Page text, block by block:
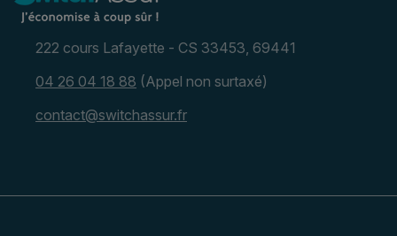
222 cours Lafayette - CS 33453, 69441
04 26 04 18 88 (Appel non surtaxé)
contact@switchassur.fr